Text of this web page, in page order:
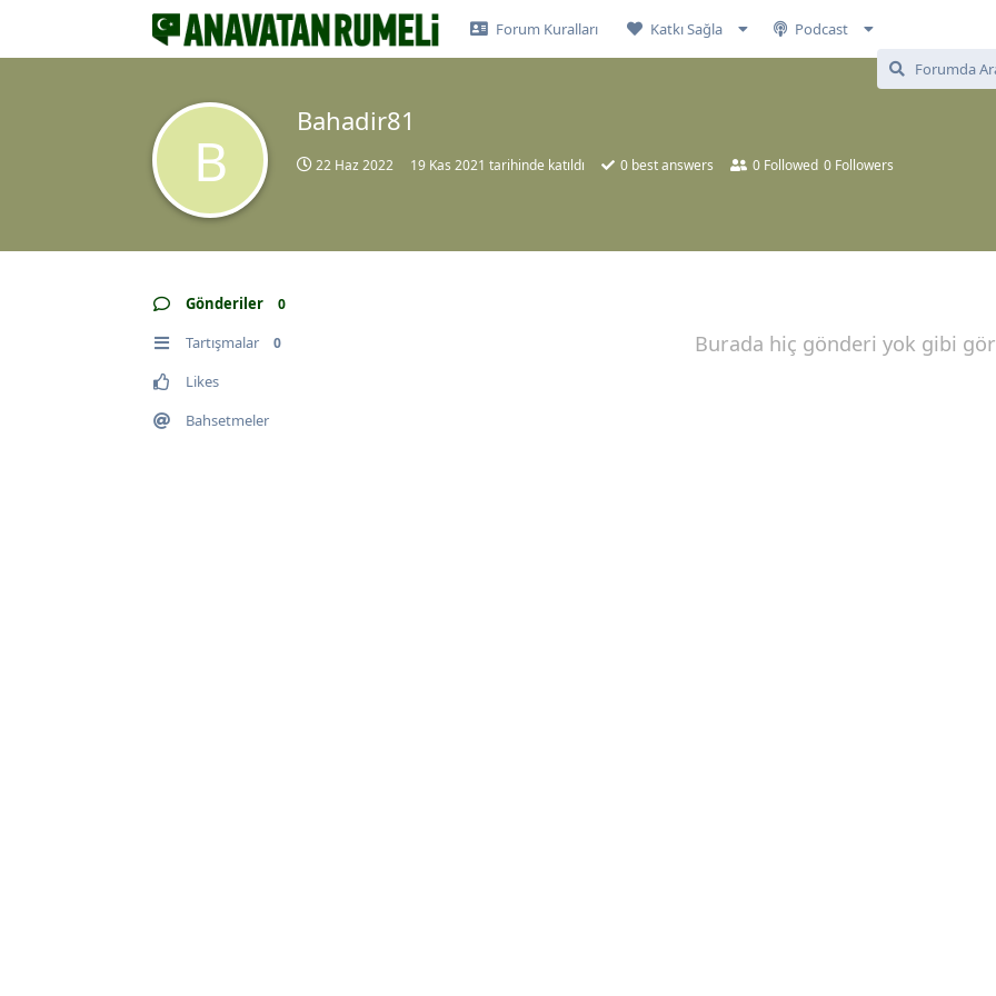
Forum Kuralları Katkı Sağla Podcast
B
Bahadir81
22 Haz 2022 19 Kas 2021 tarihinde katıldı 0 best answers 0 Followed 0 Followers
Gönderiler 0
Tartışmalar 0
Likes
Bahsetmeler
Burada hiç gönderi yok gibi